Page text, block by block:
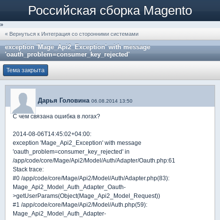
Российская сборка Magento
»
« Вернуться к Интеграция со сторонними системами
exception 'Mage_Api2_Exception' with message
'oauth_problem=consumer_key_rejected'
Тема закрыта
Дарья Головина 06.08.2014 13:50
С чем связана ошибка в логах?
2014-08-06T14:45:02+04:00:
exception 'Mage_Api2_Exception' with message
'oauth_problem=consumer_key_rejected' in
/app/code/core/Mage/Api2/Model/Auth/Adapter/Oauth.php:61
Stack trace:
#0 /app/code/core/Mage/Api2/Model/Auth/Adapter.php(83):
Mage_Api2_Model_Auth_Adapter_Oauth-
>getUserParams(Object(Mage_Api2_Model_Request))
#1 /app/code/core/Mage/Api2/Model/Auth.php(59):
Mage_Api2_Model_Auth_Adapter-